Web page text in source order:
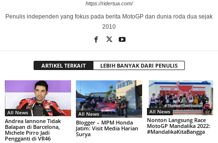
https://ridertua.com/
Penulis independen yang fokus pada berita MotoGP dan dunia roda dua sejak
2010
ARTIKEL TERKAIT LEBIH BANYAK DARI PENULIS
All News
Andrea Iannone Tidak
Balapan di Barcelona,
Michele Pirro Jadi
Pengganti di VR46
All News
Blogger – MPM Honda
Jatim: Visit Media Harian
Surya
All News
Nonton Langsung Race
MotoGP Mandalika 2022:
#MandalikaKitaBangga